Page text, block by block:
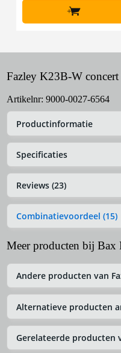
+
Fazley K23B-W concert
Artikelnr: 9000-0027-6564
Productinformatie
Specificaties
Reviews (23)
Combinatievoordeel (15)
Meer producten bij Bax
Andere producten van
Alternatieve producten
Gerelateerde producten